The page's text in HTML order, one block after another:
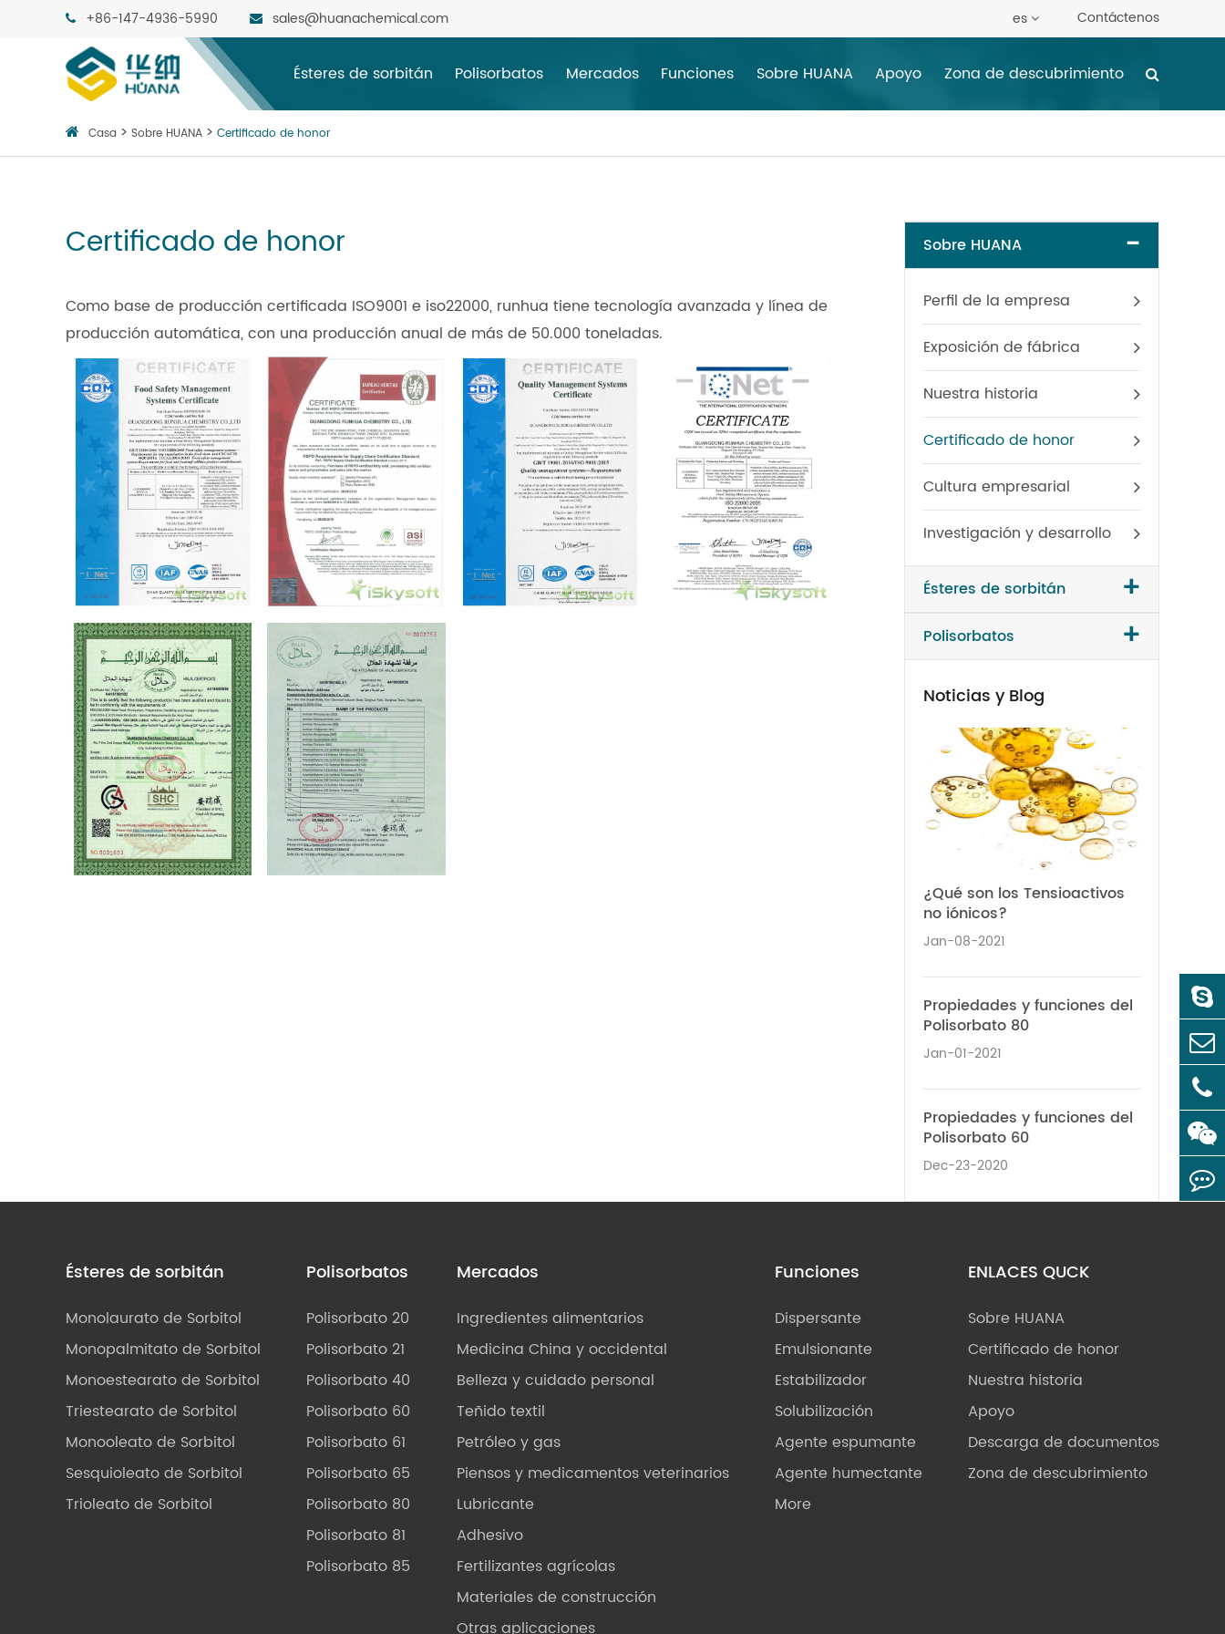
+86-147-4936-5990 sales@huanachemical.com es Contáctenos
Ésteres de sorbitán Polisorbatos Mercados Funciones Sobre HUANA Apoyo Zona de descubrimiento
Casa Sobre HUANA Certificado de honor
Certificado de honor
Como base de producción certificada ISO9001 e iso22000, runhua tiene tecnología avanzada y línea de
producción automática, con una producción anual de más de 50.000 toneladas.
Sobre HUANA -
Perfil de la empresa
Exposición de fábrica
Nuestra historia
Certificado de honor
Cultura empresarial
Investigación y desarrollo
Ésteres de sorbitán +
Polisorbatos +
Noticias y Blog
¿Qué son los Tensioactivos
no iónicos?
Jan-08-2021
Propiedades y funciones del
Polisorbato 80
Jan-01-2021
Propiedades y funciones del
Polisorbato 60
Dec-23-2020
Ésteres de sorbitán
Monolaurato de Sorbitol
Monopalmitato de Sorbitol
Monoestearato de Sorbitol
Triestearato de Sorbitol
Monooleato de Sorbitol
Sesquioleato de Sorbitol
Trioleato de Sorbitol
Polisorbatos
Polisorbato 20
Polisorbato 21
Polisorbato 40
Polisorbato 60
Polisorbato 61
Polisorbato 65
Polisorbato 80
Polisorbato 81
Polisorbato 85
Mercados
Ingredientes alimentarios
Medicina China y occidental
Belleza y cuidado personal
Teñido textil
Petróleo y gas
Piensos y medicamentos veterinarios
Lubricante
Adhesivo
Fertilizantes agrícolas
Materiales de construcción
Otras aplicaciones
Funciones
Dispersante
Emulsionante
Estabilizador
Solubilización
Agente espumante
Agente humectante
More
ENLACES QUCK
Sobre HUANA
Certificado de honor
Nuestra historia
Apoyo
Descarga de documentos
Zona de descubrimiento